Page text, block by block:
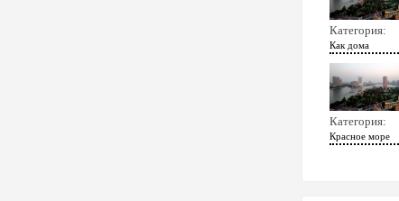
Категория:
Как дома
Категория:
Красное море